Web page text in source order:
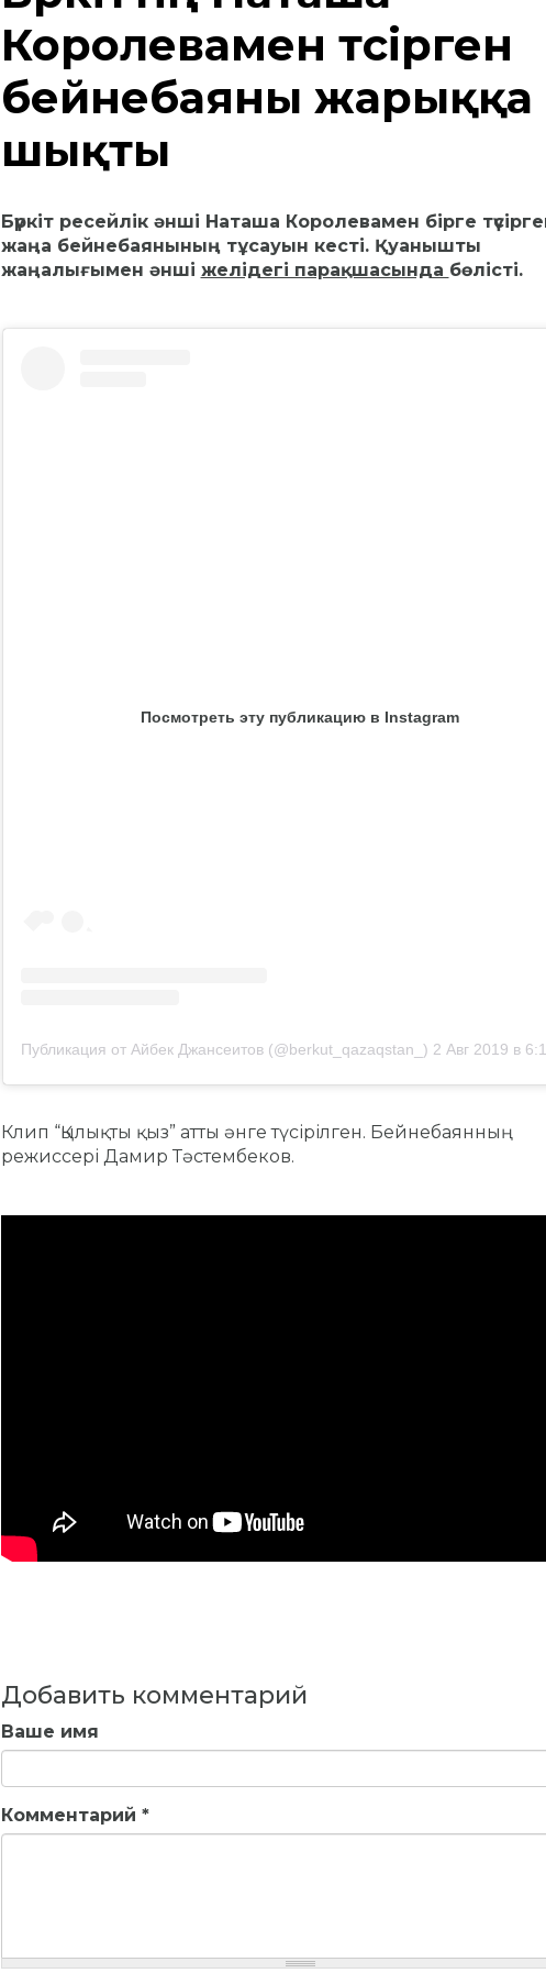
Королевамен түсірген
бейнебаяны жарыққа
шықты
Бүркіт ресейлік әнші Наташа Королевамен бірге
жаңа бейнебаянының тұсауын кесті. Қуанышты
жаңалығымен әнші желідегі парақшасында бөлісті.
Посмотреть эту публикацию в Instagram
Публикация от Айбек Джансеитов (@berkut_qazaqstan_) 2 Авг 2019 в 6:12
Клип “Қылықты қыз” атты әнге түсірілген. Бейнебаянның
режиссері Дамир Тәстембеков.
Добавить комментарий
Ваше имя
Комментарий *